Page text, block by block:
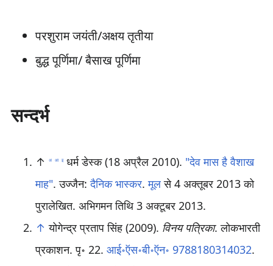
परशुराम जयंती/अक्षय तृतीया
बुद्ध पूर्णिमा/ बैसाख पूर्णिमा
सन्दर्भ
↑ अ आ इ धर्म डेस्क (18 अप्रैल 2010). "देव मास है वैशाख
माह". उज्जैन:दैनिक भास्कर.मूलसे 4 अक्तूबर 2013 को
पुरालेखित. अभिगमन तिथि 3 अक्टूबर 2013.
↑ योगेन्द्र प्रताप सिंह (2009). विनय पत्रिका. लोकभारती
प्रकाशन. पृ॰ 22. आई॰ऍस॰बी॰ऍन॰ 9788180314032.